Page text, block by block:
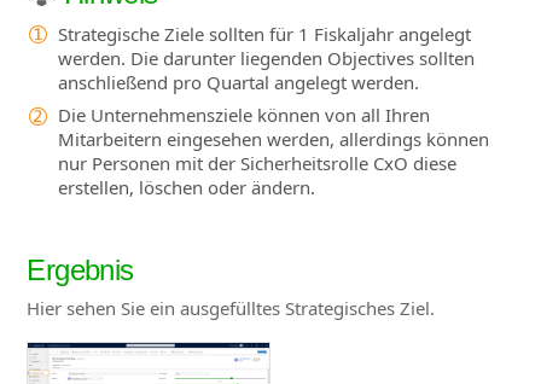
Strategische Ziele sollten für 1 Fiskaljahr angelegt
werden. Die darunter liegenden Objectives sollten
anschließend pro Quartal angelegt werden.
Die Unternehmensziele können von all Ihren
Mitarbeitern eingesehen werden, allerdings können
nur Personen mit der Sicherheitsrolle CxO diese
erstellen, löschen oder ändern.
Ergebnis
Hier sehen Sie ein ausgefülltes Strategisches Ziel.